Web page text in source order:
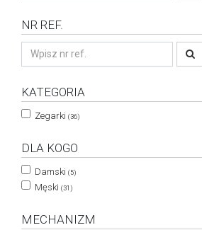
NR REF.
KATEGORIA
Zegarki (36)
DLA KOGO
Damski (5)
Męski (31)
MECHANIZM